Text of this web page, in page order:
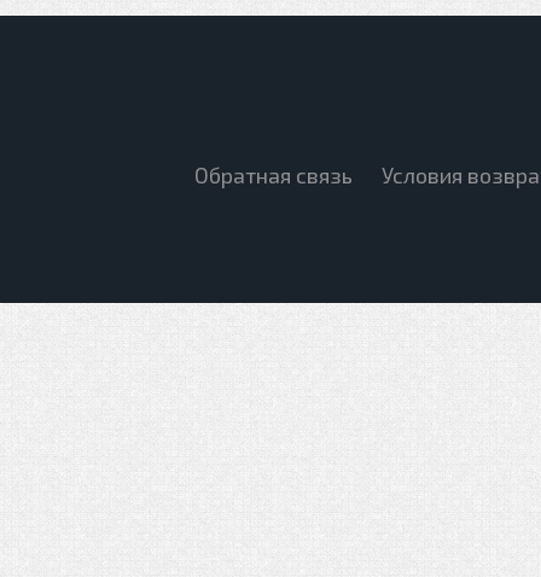
Обратная связь Условия